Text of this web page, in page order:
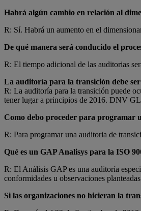
Habrá algún cambio en relación al
R: Sí. Habrá un aumento en el
De qué manera será conducido el
R: El tiempo adicional de las auditorias
La auditoría para la transición debe
R: La auditoría para la transición puede
tener lugar a principios de 2016. DNV GL
Como debo proceder para programar
R: Para programar una auditoria de
Qué es un GAP Analisys para la ISO
R: El Análisis GAP es una auditoría
conformidades u observaciones
Si las organizaciones no hicieran la